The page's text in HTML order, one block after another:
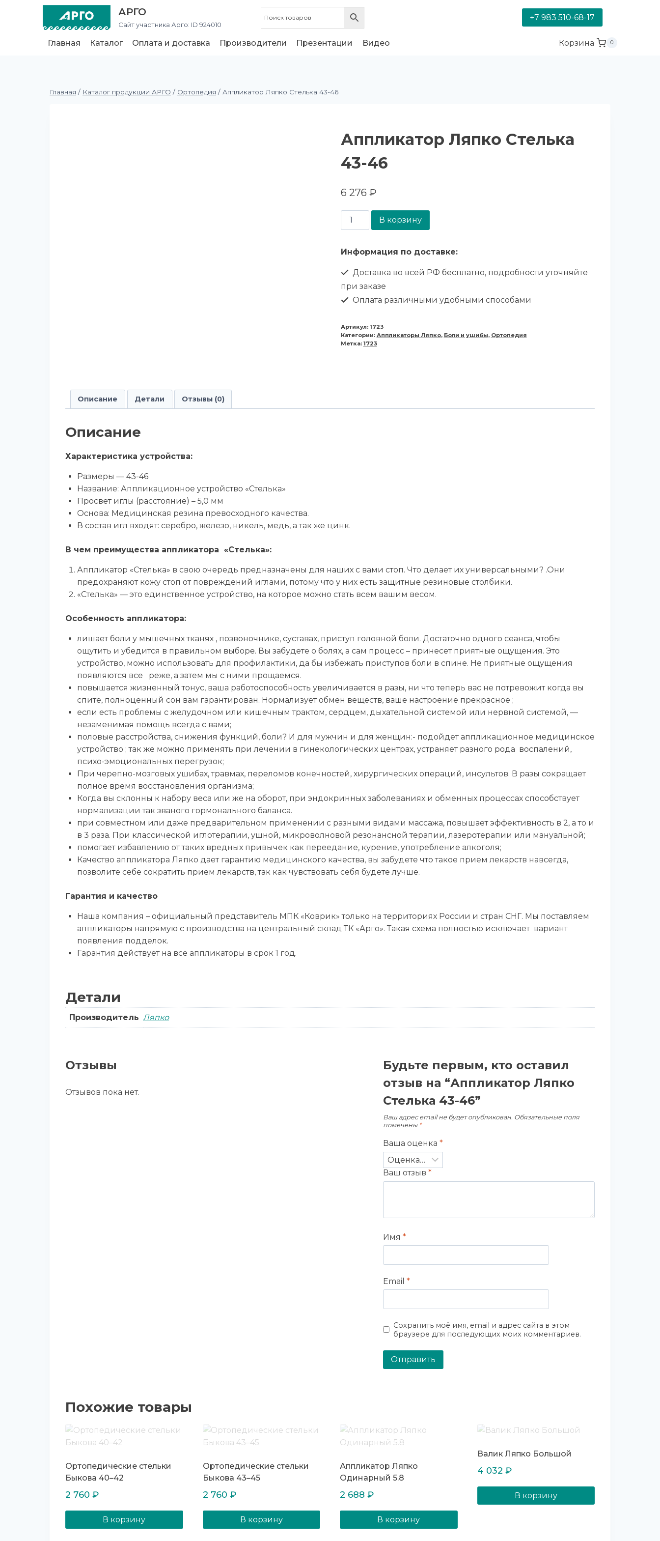
АРГО
Сайт участника Арго: ID 924010
+7 983 510-68-17
Главная Каталог Оплата и доставка Производители Презентации Видео Корзина 0
Главная / Каталог продукции АРГО / Ортопедия / Аппликатор Ляпко Стелька 43-46
Аппликатор Ляпко Стелька
43-46
6 276 ₽
В корзину
Информация по доставке:
Доставка во всей РФ бесплатно, подробности уточняйте
при заказе
Оплата различными удобными способами
Артикул: 1723
Категории: Аппликаторы Ляпко, Боли и ушибы, Ортопедия
Метка: 1723
Описание Детали Отзывы (0)
Описание
Характеристика устройства:
Размеры — 43-46
Название: Аппликационное устройство «Стелька»
Просвет иглы (расстояние) – 5,0 мм
Основа: Медицинская резина превосходного качества.
В состав игл входят: серебро, железо, никель, медь, а так же цинк.
В чем преимущества аппликатора «Стелька»:
Аппликатор «Стелька» в свою очередь предназначены для наших с вами стоп. Что делает их универсальными? .Они
предохраняют кожу стоп от повреждений иглами, потому что у них есть защитные резиновые столбики.
«Стелька» — это единственное устройство, на которое можно стать всем вашим весом.
Особенность аппликатора:
лишает боли у мышечных тканях , позвоночнике, суставах, приступ головной боли. Достаточно одного сеанса, чтобы
ощутить и убедится в правильном выборе. Вы забудете о болях, а сам процесс – принесет приятные ощущения. Это
устройство, можно использовать для профилактики, да бы избежать приступов боли в спине. Не приятные ощущения
появляются все реже, а затем мы с ними прощаемся.
повышается жизненный тонус, ваша работоспособность увеличивается в разы, ни что теперь вас не потревожит когда вы
спите, полноценный сон вам гарантирован. Нормализует обмен веществ, ваше настроение прекрасное ;
если есть проблемы с желудочном или кишечным трактом, сердцем, дыхательной системой или нервной системой, —
незаменимая помощь всегда с вами;
половые расстройства, снижения функций, боли? И для мужчин и для женщин:- подойдет аппликационное медицинское
устройство ; так же можно применять при лечении в гинекологических центрах, устраняет разного рода воспалений,
психо-эмоциональных перегрузок;
При черепно-мозговых ушибах, травмах, переломов конечностей, хирургических операций, инсультов. В разы сокращает
полное время восстановления организма;
Когда вы склонны к набору веса или же на оборот, при эндокринных заболеваниях и обменных процессах способствует
нормализации так званого гормонального баланса.
при совместном или даже предварительном применении с разными видами массажа, повышает эффективность в 2, а то и
в 3 раза. При классической иглотерапии, ушной, микроволновой резонансной терапии, лазеротерапии или мануальной;
помогает избавлению от таких вредных привычек как переедание, курение, употребление алкоголя;
Качество аппликатора Ляпко дает гарантию медицинского качества, вы забудете что такое прием лекарств навсегда,
позволите себе сократить прием лекарств, так как чувствовать себя будете лучше.
Гарантия и качество
Наша компания – официальный представитель МПК «Коврик» только на территориях России и стран СНГ. Мы поставляем
аппликаторы напрямую с производства на центральный склад ТК «Арго». Такая схема полностью исключает вариант
появления подделок.
Гарантия действует на все аппликаторы в срок 1 год.
Детали
Производитель Ляпко
Отзывы
Отзывов пока нет.
Будьте первым, кто оставил
отзыв на “Аппликатор Ляпко
Стелька 43-46”
Ваш адрес email не будет опубликован. Обязательные поля
помечены *
Ваша оценка *
Ваш отзыв *
Имя *
Email *
Сохранить моё имя, email и адрес сайта в этом
браузере для последующих моих комментариев.
Похожие товары
Ортопедические стельки
Быкова 40–42
2 760 ₽
В корзину
Ортопедические стельки
Быкова 43–45
2 760 ₽
В корзину
Аппликатор Ляпко
Одинарный 5.8
2 688 ₽
В корзину
Валик Ляпко Большой
4 032 ₽
В корзину